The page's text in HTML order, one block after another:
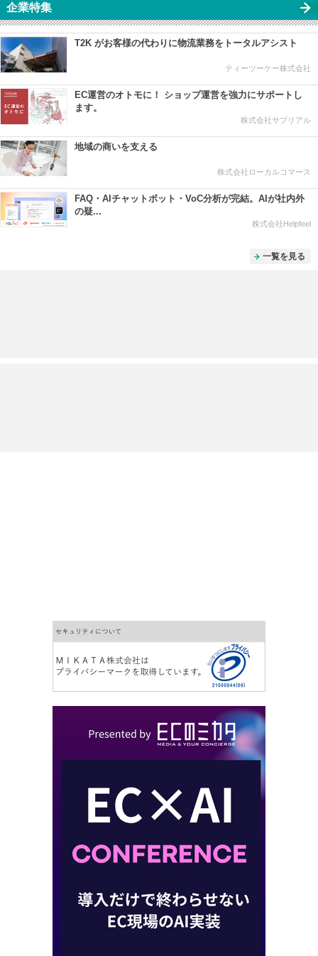
企業特集
T2K がお客様の代わりに物流業務をトータルアシスト
ティーツーケー株式会社
EC運営のオトモに！ ショップ運営を強力にサポートし
ます。
株式会社サプリアル
地域の商いを支える
株式会社ローカルコマース
FAQ・AIチャットボット・VoC分析が完結。AIが社内外
の疑...
株式会社Helpfeel
一覧を見る